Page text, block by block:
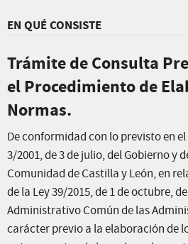
EN QUÉ CONSISTE
Trámite de Consulta
el Procedimiento de
Normas.
De conformidad con lo previsto en
3/2001, de 3 de julio, del Gobierno y
Comunidad de Castilla y León, en
de la Ley 39/2015, de 1 de octubre,
Administrativo Común de las
carácter previo a la elaboración de